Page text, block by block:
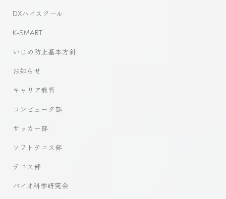
DXハイスクール
K-SMART
いじめ防止基本方針
お知らせ
キャリア教育
コンピュータ部
サッカー部
ソフトテニス部
テニス部
バイオ科学研究会